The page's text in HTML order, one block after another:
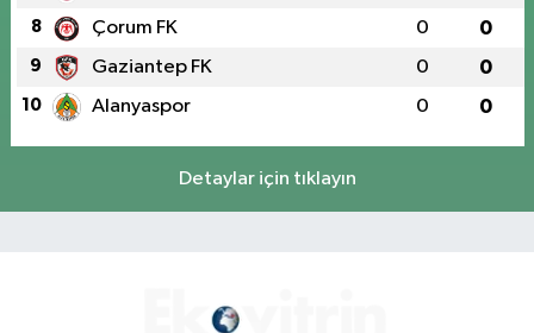
8 Çorum FK 0 0
9 Gaziantep FK 0 0
10 Alanyaspor 0 0
Detaylar için tıklayın